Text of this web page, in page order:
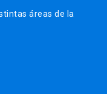
áreas de la